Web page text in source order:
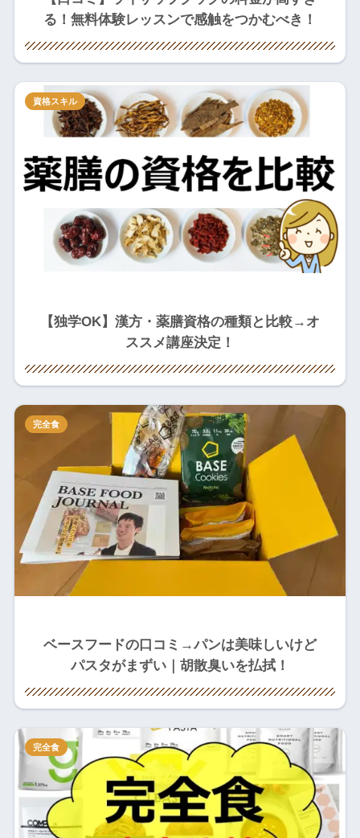
る！無料体験レッスンで感触をつかむべき！
【独学OK】漢方・薬膳資格の種類と比較→オ
ススメ講座決定！
資格スキル
ベースフードの口コミ→パンは美味しいけど
パスタがまずい｜胡散臭いを払拭！
完全食
完全食